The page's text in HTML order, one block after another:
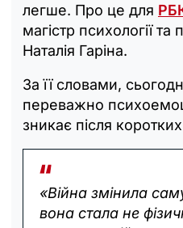
легше. Про це для
магістр психології
Наталія Гаріна.
За її словами,
переважно
зникає після
«Війна змінила
вона стала не